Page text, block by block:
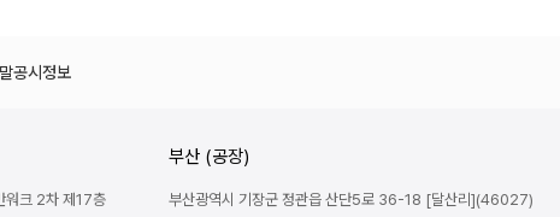
공시정보
워크 2차 제17층
부산 (공장)
부산광역시 기장군 정관읍 산단5로 36-18 [달산리](46027)